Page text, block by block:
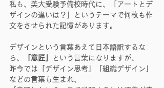
私も、美大受験予備校時代に、「アートとデ
ザインの違いは？」というテーマで何枚も作
文をさせられた記憶があります。
デザインという言葉あえて日本語訳するな
ら、
「意匠」
という言葉になりますが、
昨今では「デザイン思考」「組織デザイン」
などの言葉も生まれ、